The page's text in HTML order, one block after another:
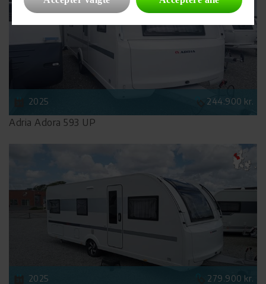
2025 244.900 kr.
Adria Adora 593 UP
2025 279.900 kr.